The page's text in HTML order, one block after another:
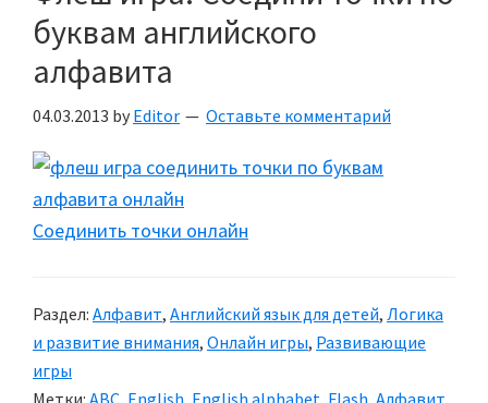
буквам английского
алфавита
04.03.2013 by Editor Оставьте комментарий
Соединить точки онлайн
Раздел: Алфавит, Английский язык для детей, Логика
и развитие внимания, Онлайн игры, Развивающие
игры
Метки: ABC, English, English alphabet, Flash, Алфавит,